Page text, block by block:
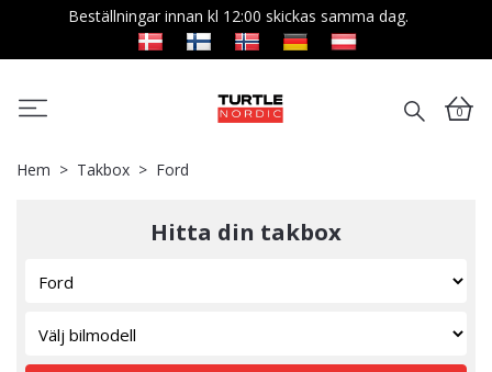
Beställningar innan kl 12:00 skickas samma dag.
0
Hem Takbox Ford
Hitta din takbox